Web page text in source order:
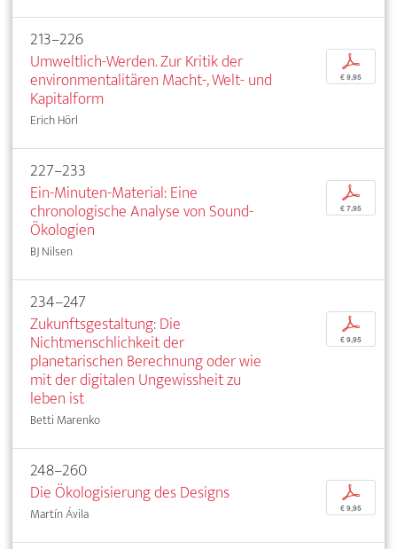
213–226
Umweltlich-Werden. Zur Kritik der
environmentalitären Macht-, Welt- und
Kapitalform
Erich Hörl
p
€ 9,95
227–233
Ein-Minuten-Material: Eine
chronologische Analyse von Sound-
Ökologien
BJ Nilsen
p
€ 7,95
234–247
Zukunftsgestaltung: Die
Nichtmenschlichkeit der
planetarischen Berechnung oder wie
mit der digitalen Ungewissheit zu
leben ist
Betti Marenko
p
€ 9,95
248–260
Die Ökologisierung des Designs
Martín Ávila
p
€ 9,95